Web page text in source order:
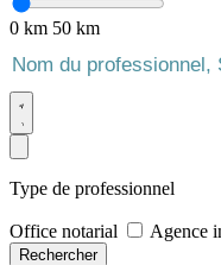
0 km 50 km
Type de professionnel
Office notarial Agence
Rechercher